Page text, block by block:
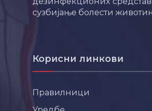
сузбијање болести
Корисни линкови
Правилници